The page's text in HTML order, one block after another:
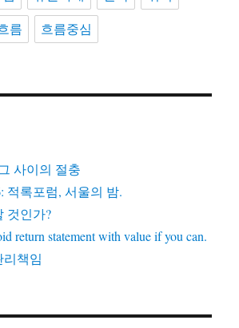
름 흐름중심
사이의 절충
적록포럼, 서울의 밤.
것인가?
return statement with value if you can.
책임